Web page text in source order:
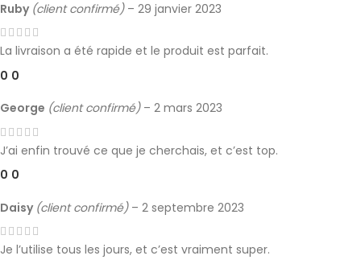
Ruby (client confirmé) – 29 janvier 2023
La livraison a été rapide et le produit est parfait.
0 0
George (client confirmé) – 2 mars 2023
J’ai enfin trouvé ce que je cherchais, et c’est top.
0 0
Daisy (client confirmé) – 2 septembre 2023
Je l’utilise tous les jours, et c’est vraiment super.